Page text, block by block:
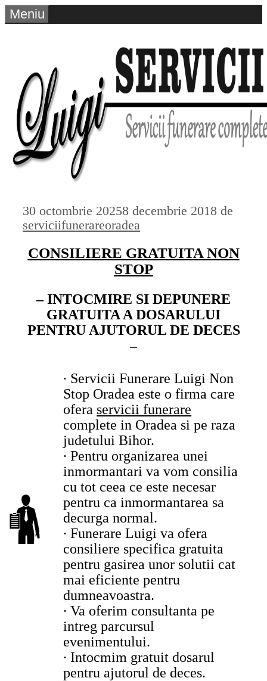
Sari
la
Meniu
30 octombrie 20258 decembrie 2018 de
serviciifunerareoradea
CONSILIERE GRATUITA NON
STOP
– INTOCMIRE SI DEPUNERE
GRATUITA A DOSARULUI
PENTRU AJUTORUL DE DECES
–
∙ Servicii Funerare Luigi Non
Stop Oradea este o firma care
ofera servicii funerare
complete in Oradea si pe raza
judetului Bihor.
∙ Pentru organizarea unei
inmormantari va vom consilia
cu tot ceea ce este necesar
pentru ca inmormantarea sa
decurga normal.
∙ Funerare Luigi va ofera
consiliere specifica gratuita
pentru gasirea unor solutii cat
mai eficiente pentru
dumneavoastra.
∙ Va oferim consultanta pe
intreg parcursul
evenimentului.
∙ Intocmim gratuit dosarul
pentru ajutorul de deces.